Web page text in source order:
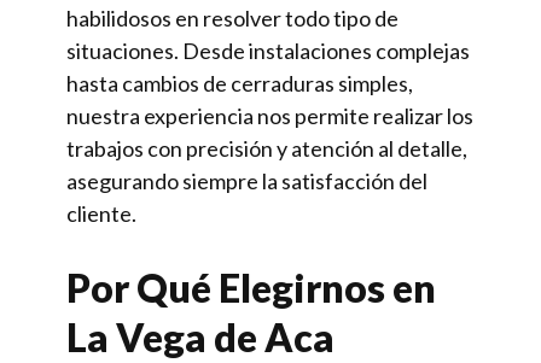
habilidosos en resolver todo tipo de
situaciones. Desde instalaciones complejas
hasta cambios de cerraduras simples,
nuestra experiencia nos permite realizar los
trabajos con precisión y atención al detalle,
asegurando siempre la satisfacción del
cliente.
Por Qué Elegirnos en
La Vega de Aca